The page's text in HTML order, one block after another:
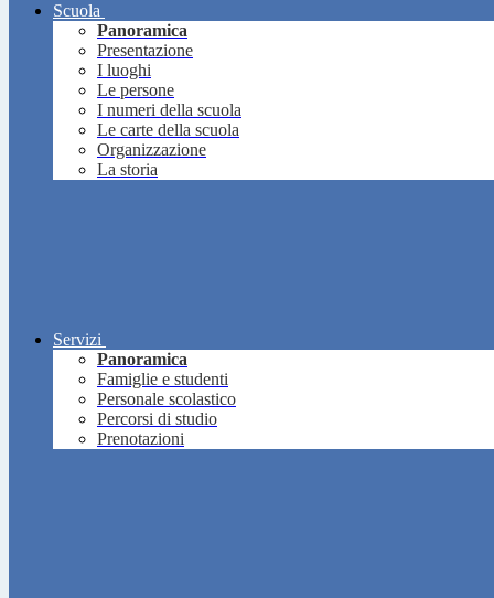
Scuola
Panoramica
Presentazione
I luoghi
Le persone
I numeri della scuola
Le carte della scuola
Organizzazione
La storia
Servizi
Panoramica
Famiglie e studenti
Personale scolastico
Percorsi di studio
Prenotazioni